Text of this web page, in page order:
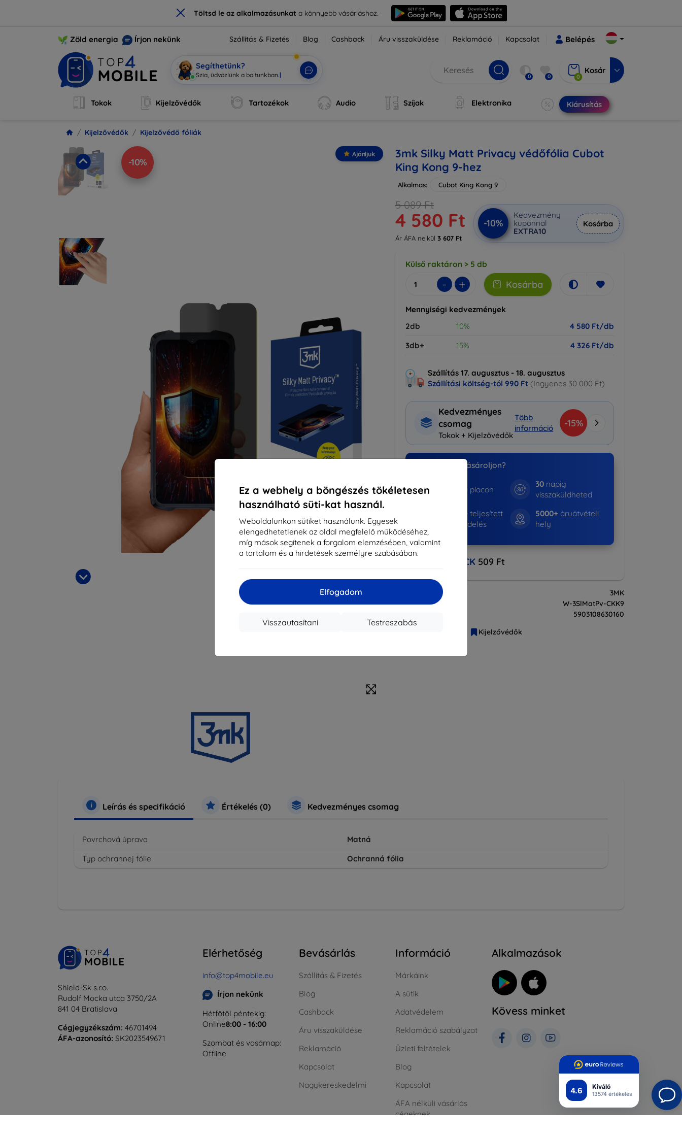
× Töltsd le az alkalmazásunkata könnyebb vásárláshoz.
4.6 Kiváló
13574 értékelés
Ez a webhely a böngészés tökéletesen
használható süti-kat használ.
Weboldalunkon sütiket használunk. Egyesek
elengedhetetlenek az oldal megfelelő működéséhez,
míg mások segítenek a forgalom elemzésében, valamint
a tartalom és a hirdetések személyre szabásában.
Elfogadom
Testreszabás
Visszautasítani
Zöld energia Írjon nekünk Szállítás & Fizetés Blog Cashback Áru visszaküldése Reklamáció Kapcsolat Belépés
Segíthetünk?
Mo| 0 0 0
Kosár
Tokok Kijelzővédők Tartozékok Audio Szíjak Elektronika Kiárusítás
Kijelzővédők Kijelzővédő fóliák
-10%
Ajánljuk
3mk Silky Matt Privacy védőfólia Cubot
King Kong 9-hez
Alkalmas: Cubot King Kong 9
5 089 Ft
4 580 Ft
Ár ÁFA nelkül 3 607 Ft
-10%
Kedvezmény
kuponnal
EXTRA10
Kosárba
Külső raktáron > 5 db
- + Kosárba
Mennyiségi kedvezmények
2db
10%
4 580 Ft/db
3db+
15% 4 326 Ft/db
Szállítás 17. augusztus - 18. augusztus
Szállítási költség-tól 990 Ft (Ingyenes 30 000 Ft)
Kedvezményes
csomag
Tokok + Kijelzővédők
Több
információ
-15%
Miért nálunk vásároljon?
éve a piacon
30napig
visszaküldheted
819530+teljesített
megrendelés
5000+áruátvételi
hely
CASHBACK 509 Ft
3MK
Gyártói cikkszám
W-3SlMatPv-CKK9
5903108630160
Kijelzővédők
Leírás és specifikáció Értékelés (0) Kedvezményes csomag
Povrchová úprava
Matná
Typ ochrannej fólie
Ochranná fólia
Shield-Sk s.r.o.
Rudolf Mocka utca 3750/2A
841 04 Bratislava
Cégjegyzékszám: 46701494
ÁFA-azonosító: SK2023549671
Elérhetőség
info@top4mobile.eu
Írjon nekünk
Hétfőtől péntekig:
Online8:00 - 16:00
Szombat és vasárnap:
Offline
Bevásárlás
Szállítás & Fizetés
Blog
Cashback
Áru visszaküldése
Reklamáció
Kapcsolat
Nagykereskedelmi
Információ
Márkáink
A sütik
Adatvédelem
Reklamáció szabályzat
Üzleti feltételek
Blog
Kapcsolat
ÁFA nélküli vásárlás
cégeknek
Alkalmazások
Kövess minket